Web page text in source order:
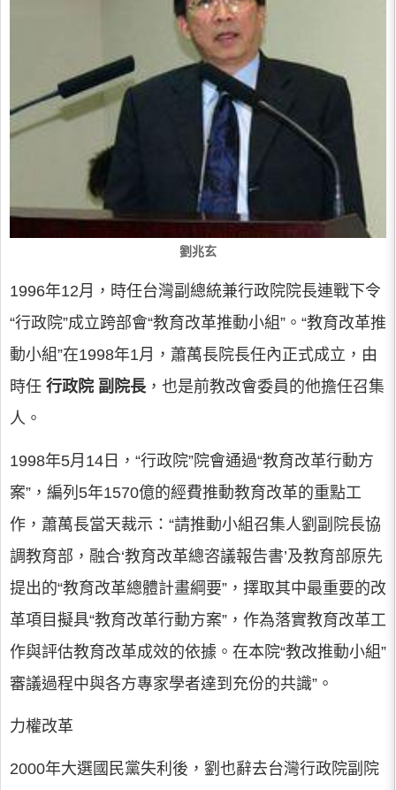
劉兆玄
1996年12月，時任台灣副總統兼行政院院長連戰下令
“行政院”成立跨部會“教育改革推動小組”。“教育改革推
動小組”在1998年1月，蕭萬長院長任內正式成立，由
時任 行政院 副院長 ，也是前教改會委員的他擔任召集
人。
1998年5月14日，“行政院”院會通過“教育改革行動方
案”，編列5年1570億的經費推動教育改革的重點工
作，蕭萬長當天裁示：“請推動小組召集人劉副院長協
調教育部，融合‘教育改革總咨議報告書’及教育部原先
提出的“教育改革總體計畫綱要”，擇取其中最重要的改
革項目擬具“教育改革行動方案”，作為落實教育改革工
作與評估教育改革成效的依據。在本院“教改推動小組”
審議過程中與各方專家學者達到充份的共識”。
力權改革
2000年大選國民黨失利後，劉也辭去台灣行政院副院